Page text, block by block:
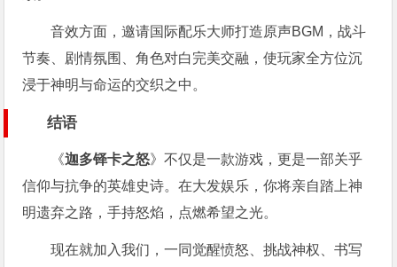
音效方面，邀请国际配乐大师打造原声BGM，战斗
节奏、剧情氛围、角色对白完美交融，使玩家全方位沉
浸于神明与命运的交织之中。
结语
《迦多铎卡之怒》不仅是一款游戏，更是一部关乎
信仰与抗争的英雄史诗。在大发娱乐，你将亲自踏上神
明遗弃之路，手持怒焰，点燃希望之光。
现在就加入我们，一同觉醒愤怒、挑战神权、书写